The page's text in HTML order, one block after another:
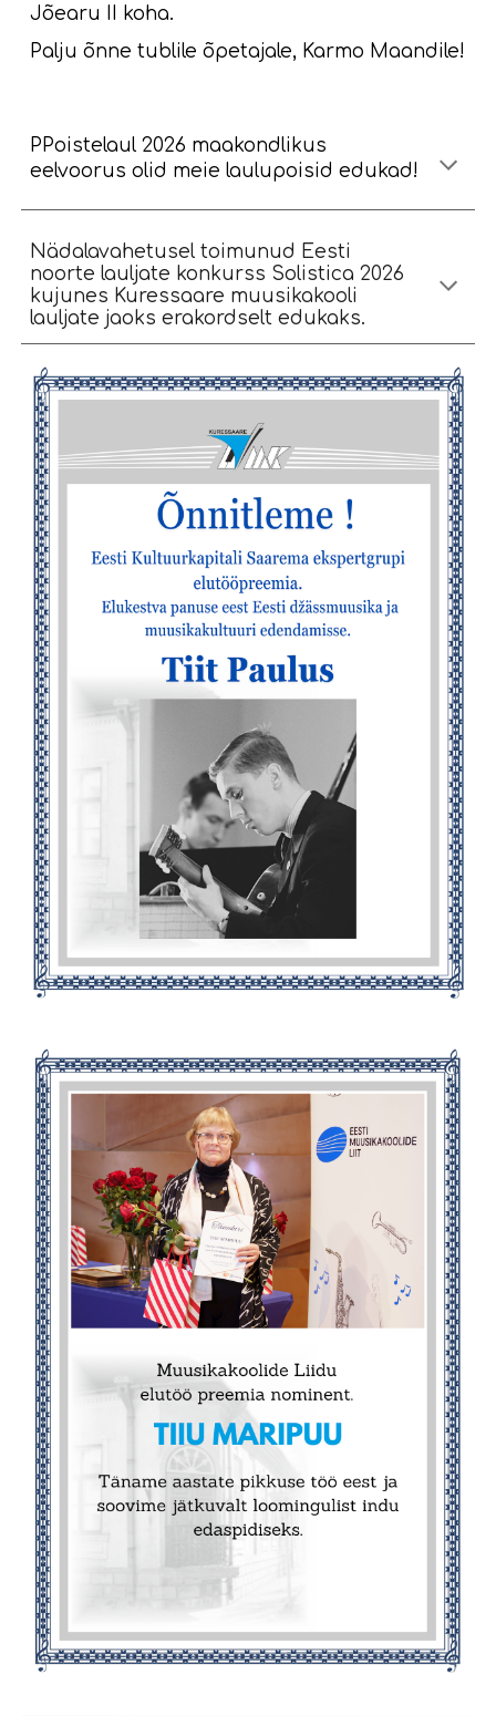
Jõearu II koha.
Palju õnne tublile õpetajale, Karmo Maandile!
PPoistelaul 2026 maakondlikus
eelvoorus olid meie laulupoisid edukad!
Nädalavahetusel toimunud Eesti
noorte lauljate konkurss Solistica 2026
kujunes Kuressaare muusikakooli
lauljate jaoks erakordselt edukaks.